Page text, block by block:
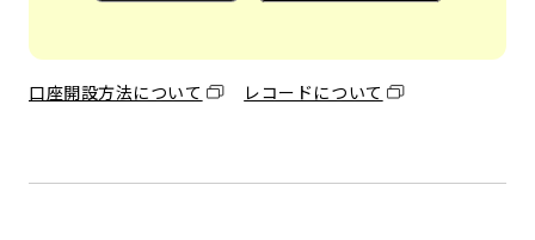
口座開設方法について レコードについて